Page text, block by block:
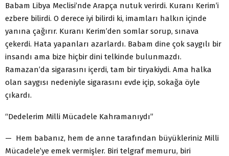
Babam Libya Meclisi’nde Arapça nutuk verirdi. Kuranı Kerim’i
ezbere bilirdi. O derece iyi bilirdi ki, imamları halkın içinde
yanına çağırır. Kuranı Kerim’den somlar sorup, sınava
çekerdi. Hata yapanları azarlardı. Babam dine çok saygılı bir
insandı ama bize hiçbir dini telkinde bulunmazdı.
Ramazan’da sigarasını içerdi, tam bir tiryakiydi. Ama halka
olan saygısı nedeniyle sigarasını evde içip, sokağa öyle
çıkardı.
“Dedelerim Milli Mücadele Kahramanıydı”
— Hem babanız, hem de anne tarafından büyükleriniz Milli
Mücadele’ye emek vermişler. Biri telgraf memuru, biri